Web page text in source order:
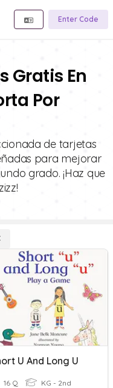
Enter Code
Gratis En
Por
de tarjetas
para mejorar
grado. ¡Haz que
U And Long U
16 Q KG - 2nd